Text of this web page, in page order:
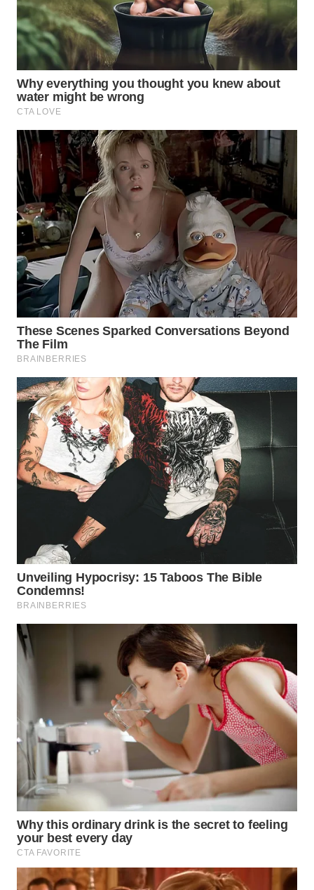
WN
SULUT
WN
MALUKU
WN
WN
DAIRI
WN
DANAU
TOBA
WN
NIAS
WN
LANGKAT
WN
TAPANULI
SELATAN
WN
TANJUNG
LESUNG
WN
SIMALUNGUN
WN
LABUHANBATU
WN DELI
SERDANG
WN
TEBING
TINGGI
PAKPAK